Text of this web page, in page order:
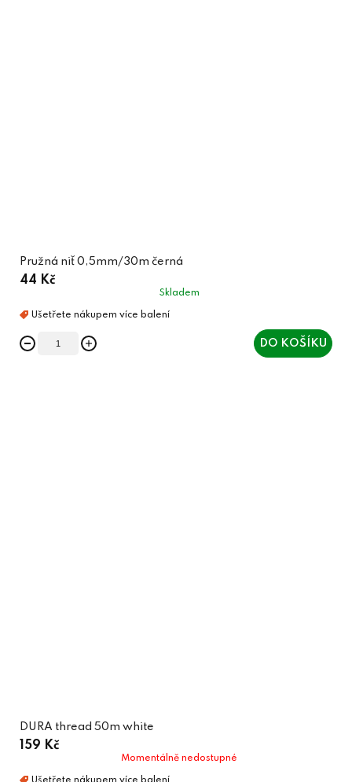
Pružná niť 0,5mm/30m černá
44 Kč
Skladem
DO KOŠÍKU
DURA thread 50m white
159 Kč
Momentálně nedostupné